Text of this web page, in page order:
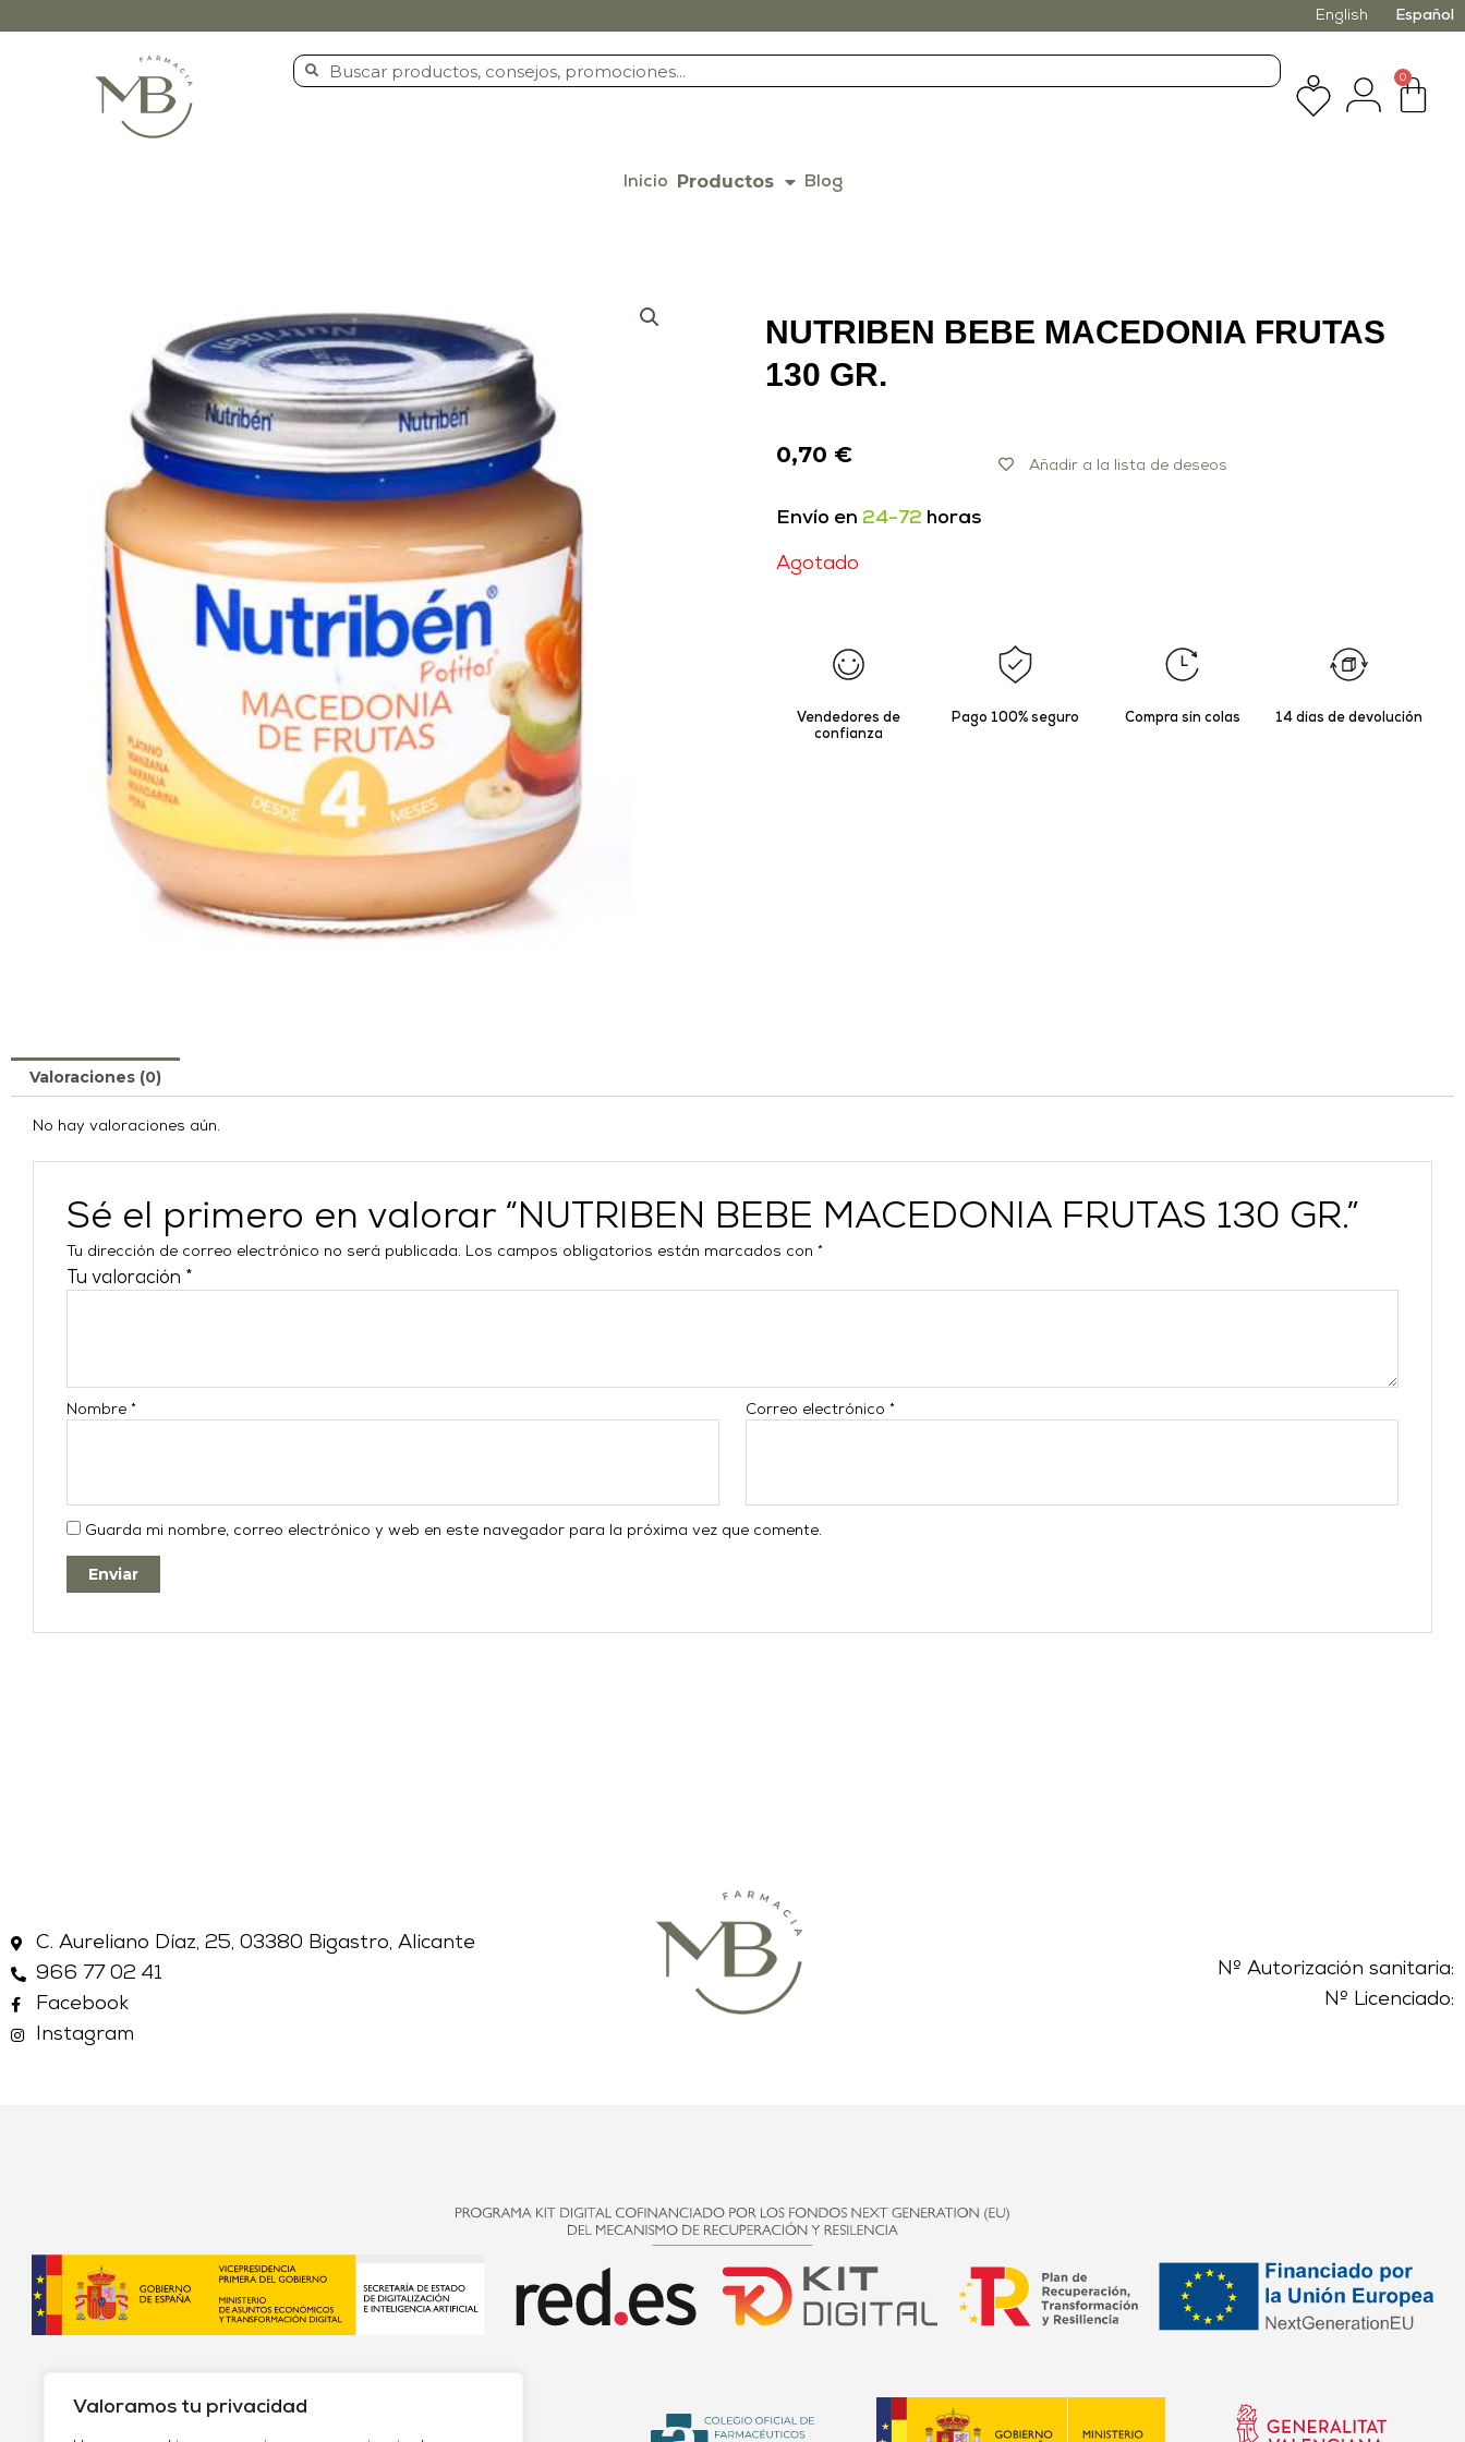
Valoramos tu privacidad
English Español
0
Inicio Productos Blog
NUTRIBEN BEBE MACEDONIA FRUTAS
130 GR.
0,70 € Añadir a la lista de deseos
Envío en 24-72 horas
Agotado
Vendedores de
confianza
Pago 100% seguro Compra sin colas 14 días de devolución
Valoraciones (0)
No hay valoraciones aún.
Sé el primero en valorar “NUTRIBEN BEBE MACEDONIA FRUTAS 130 GR.”
Tu dirección de correo electrónico no será publicada. Los campos obligatorios están marcados con*
Tu valoración *
Nombre* Correo electrónico*
Guarda mi nombre, correo electrónico y web en este navegador para la próxima vez que comente.
C. Aureliano Díaz, 25, 03380 Bigastro, Alicante
966 77 02 41
Facebook
Instagram
Nº Autorización sanitaria:
Nº Licenciado: